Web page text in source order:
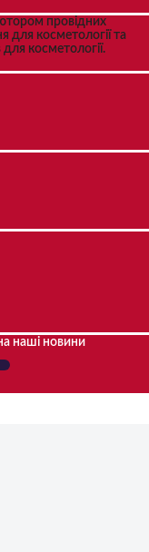
провідних
для косметології та
косметології.
наші новини